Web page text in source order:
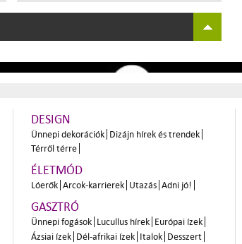
DESIGN
Ünnepi dekorációk Dizájn hírek és trendek
Térről térre
ÉLETMÓD
Lóerők Arcok-karrierek Utazás Adni jó!
GASZTRÓ
Ünnepi fogások Lucullus hírek Európai ízek
Ázsiai ízek Dél-afrikai ízek Italok Desszert